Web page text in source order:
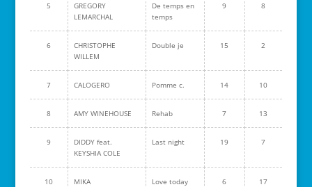
5
GREGORY
LEMARCHAL
De temps en
temps
9 8
6
CHRISTOPHE
WILLEM
Double je 15 2
7 CALOGERO Pomme c. 14 10
8 AMY WINEHOUSE Rehab 7 13
9
DIDDY feat.
KEYSHIA COLE
Last night 19 7
10 MIKA Love today 6 17